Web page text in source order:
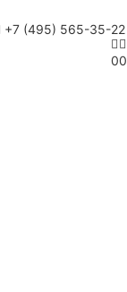
+7 (495) 565-35-22
00